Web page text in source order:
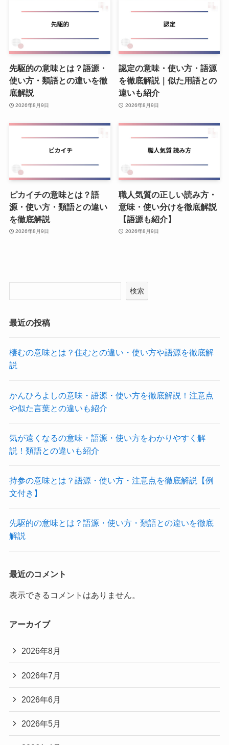
先駆的の意味とは？語源・
使い方・類語との違いを徹
底解説
2026年8月9日
認定の意味・使い方・語源
を徹底解説｜似た用語との
違いも紹介
2026年8月9日
ピカイチの意味とは？語
源・使い方・類語との違い
を徹底解説
2026年8月9日
職人気質の正しい読み方・
意味・使い分けを徹底解説
【語源も紹介】
2026年8月9日
検索
最近の投稿
棲むの意味とは？住むとの違い・使い方や語源を徹底解
説
かんひろよしの意味・語源・使い方を徹底解説！注意点
や似た言葉との違いも紹介
気が遠くなるの意味・語源・使い方をわかりやすく解
説！類語との違いも紹介
持参の意味とは？語源・使い方・注意点を徹底解説【例
文付き】
先駆的の意味とは？語源・使い方・類語との違いを徹底
解説
最近のコメント
表示できるコメントはありません。
アーカイブ
2026年8月
2026年7月
2026年6月
2026年5月